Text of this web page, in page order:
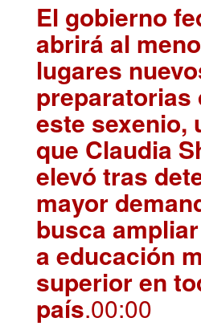
El gobierno
abrirá al
lugares
preparatorias
este sexenio,
que Claudia
elevó tras
mayor
busca
a educación
superior en
país.00:00